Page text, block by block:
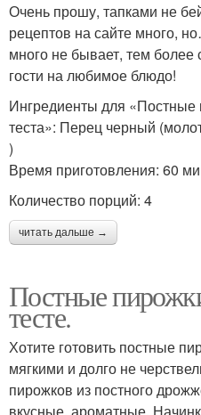
Очень прошу, тапками не
рецептов на сайте много,
много не бывает, тем более
гости на любимое блюдо!
Ингредиенты для «Постные
теста»: Перец черный
)
Время приготовления: 60
Количество порций: 4
читать дальше →
Постные
тесте.
Хотите готовить постные
мягкими и долго не
пирожков из постного